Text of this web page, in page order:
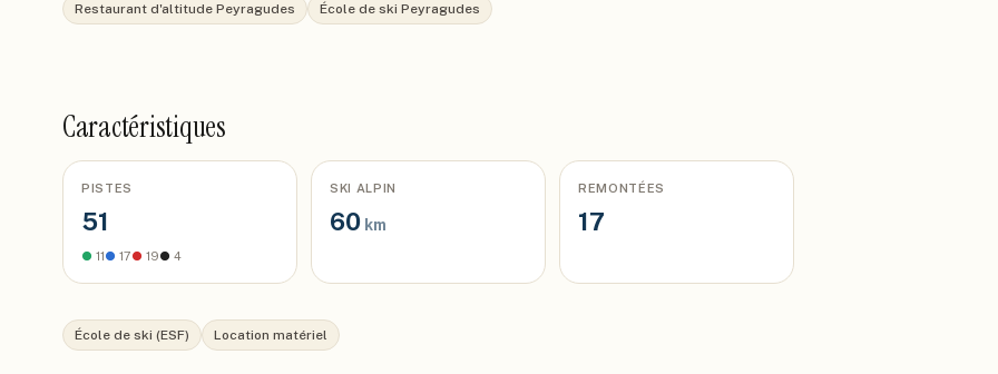
Restaurant d'altitude Peyragudes
École de ski Peyragudes
Caractéristiques
PISTES
51
● 11● 17● 19● 4
SKI ALPIN
60 km
REMONTÉES
17
École de ski (ESF) Location matériel